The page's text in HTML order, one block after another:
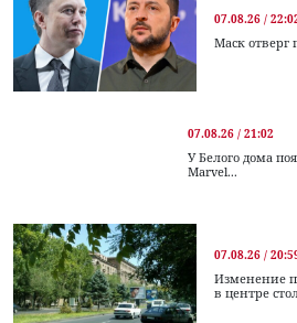
07.08.26 /
Маск отверг
07.08.26 / 21:02
У Белого дома
Marvel...
07.08.26 /
Изменение
в центре